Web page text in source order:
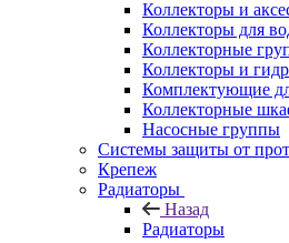
Коллекторы и
Коллекторы для
Коллекторные
Коллекторы и
Комплектующие
Коллекторные
Насосные группы
Системы защиты от
Крепеж
Радиаторы
Назад
Радиаторы